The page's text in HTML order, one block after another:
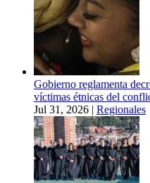
Gobierno reglamenta
víctimas étnicas del
Jul 31, 2026 | Regionales